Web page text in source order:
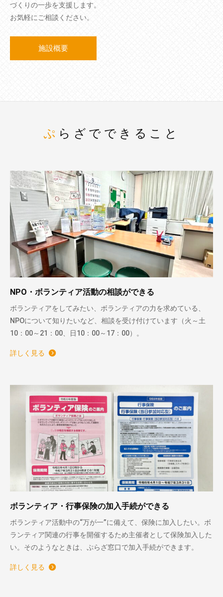
づくりの一歩を支援します。
お気軽にご相談ください。
施設概要
ぷらざでできること
NPO・ボランティア活動の相談ができる
ボランティアをしてみたい、ボランティアの力を求めている、
NPOについて知りたいなど、相談を受け付けています（火～土
10：00～21：00、日10：00～17：00）。
詳しく見る
ボランティア・行事保険の加入手続ができる
ボランティア活動中の“万が一”に備えて、保険に加入したい。ボ
ランティア関連の行事を開催するため主催者として保険加入した
い。そのようなときは、ぷらざ窓口で加入手続ができます。
詳しく見る